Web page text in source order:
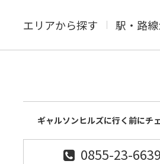
エリアから探す 駅・路
ギャルソンヒルズに行く前にチ
0855-23-6639